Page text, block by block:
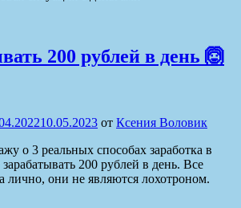
200 рублей в день 🙆
10.05.2023 от Ксения Воловик
о 3 реальных способах заработка в
200 рублей в день. Все
лично, они не являются лохотроном.